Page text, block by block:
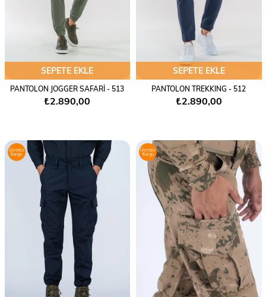
SEPETE EKLE
PANTOLON JOGGER SAFARİ - 513
₺2.890,00
SEPETE EKLE
PANTOLON TREKKING - 512
₺2.890,00
Ücretsiz
Kargo
Ücretsiz
Kargo